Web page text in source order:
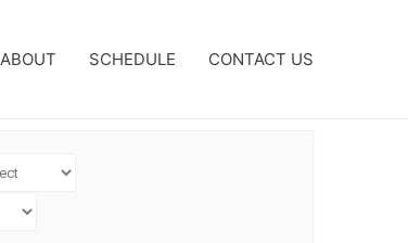
ABOUT SCHEDULE CONTACT US